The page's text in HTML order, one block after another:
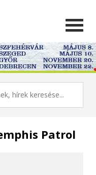
Patrol